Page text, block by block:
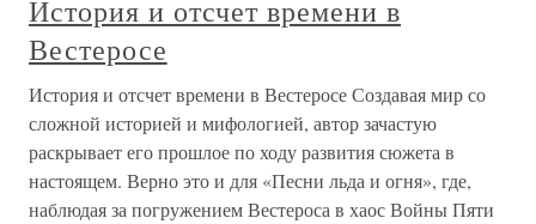
История и отсчет времени в
Вестеросе
История и отсчет времени в Вестеросе Создавая мир со
сложной историей и мифологией, автор зачастую
раскрывает его прошлое по ходу развития сюжета в
настоящем. Верно это и для «Песни льда и огня», где,
наблюдая за погружением Вестероса в хаос Войны Пяти